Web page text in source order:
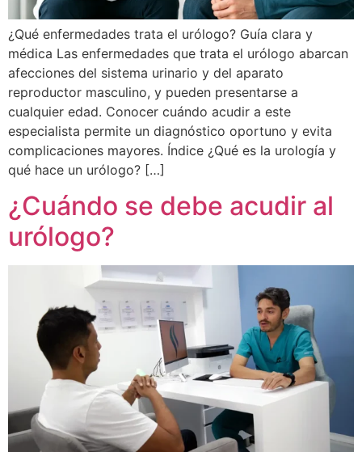
¿Qué enfermedades trata el urólogo? Guía clara y
médica Las enfermedades que trata el urólogo abarcan
afecciones del sistema urinario y del aparato
reproductor masculino, y pueden presentarse a
cualquier edad. Conocer cuándo acudir a este
especialista permite un diagnóstico oportuno y evita
complicaciones mayores. Índice ¿Qué es la urología y
qué hace un urólogo? […]
¿Cuándo se debe acudir al
urólogo?